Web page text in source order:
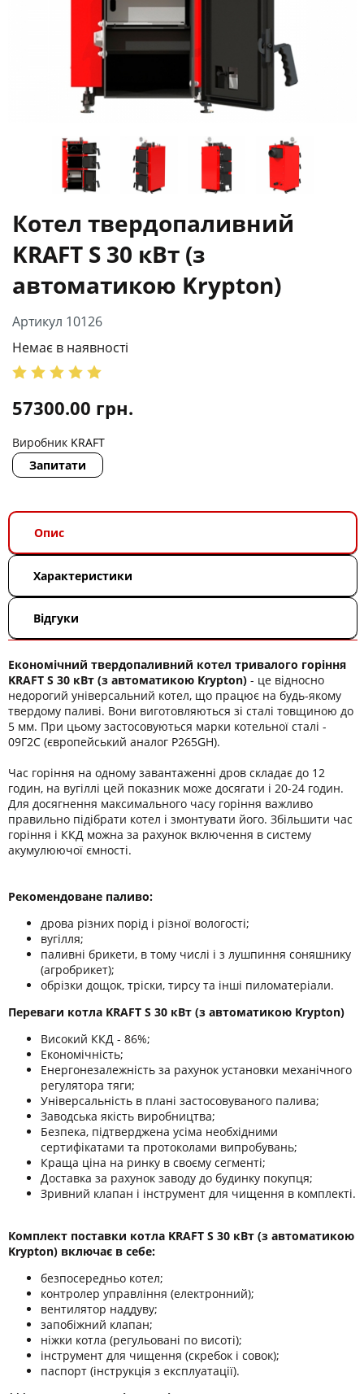
Котел твердопаливний
KRAFT S 30 кВт (з
автоматикою Krypton)
Артикул 10126
Немає в наявності
57300.00 грн.
Виробник KRAFT
Запитати
Опис
Характеристики
Відгуки
Економічний твердопаливний котел тривалого горіння
KRAFT S 30 кВт (з автоматикою Krypton) - це відносно
недорогий універсальний котел, що працює на будь-якому
твердому паливі. Вони виготовляються зі сталі товщиною до
5 мм. При цьому застосовуються марки котельної сталі -
09Г2С (європейський аналог P265GН).
Час горіння на одному завантаженні дров складає до 12
годин, на вугіллі цей показник може досягати і 20-24 годин.
Для досягнення максимального часу горіння важливо
правильно підібрати котел і змонтувати його. Збільшити час
горіння і ККД можна за рахунок включення в систему
акумулюючої ємності.
Рекомендоване паливо:
дрова різних порід і різної вологості;
вугілля;
паливні брикети, в тому числі і з лушпиння соняшнику
(агробрикет);
обрізки дощок, тріски, тирсу та інші пиломатеріали.
Переваги котла KRAFT S 30 кВт (з автоматикою Krypton)
Високий ККД - 86%;
Економічність;
Енергонезалежність за рахунок установки механічного
регулятора тяги;
Універсальність в плані застосовуваного палива;
Заводська якість виробництва;
Безпека, підтверджена усіма необхідними
сертифікатами та протоколами випробувань;
Краща ціна на ринку в своєму сегменті;
Доставка за рахунок заводу до будинку покупця;
Зривний клапан і інструмент для чищення в комплекті.
Комплект поставки котла KRAFT S 30 кВт (з автоматикою
Krypton) включає в себе:
безпосередньо котел;
контролер управління (електронний);
вентилятор наддуву;
запобіжний клапан;
ніжки котла (регульовані по висоті);
інструмент для чищення (скребок і совок);
паспорт (інструкція з експлуатації).